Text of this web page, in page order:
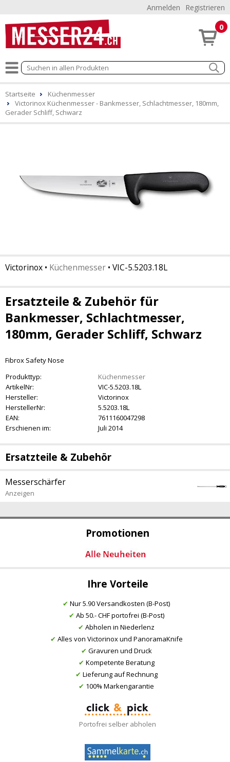
Anmelden Registrieren
0
Promotionen
Ihre Vorteile
✔ Nur 5.90 Versandkosten (B-Post)
✔ Ab 50.- CHF portofrei (B-Post)
✔ Abholen in Niederlenz
✔ Alles von Victorinox und PanoramaKnife
✔ Gravuren und Druck
✔ Kompetente Beratung
✔ Lieferung auf Rechnung
✔ 100% Markengarantie
Portofrei selber abholen
Startseite
Küchenmesser
Victorinox Küchenmesser - Bankmesser, Schlachtmesser, 180mm,
Gerader Schliff, Schwarz
Victorinox • Küchenmesser • VIC-5.5203.18L
Ersatzteile & Zubehör für
Bankmesser, Schlachtmesser,
180mm, Gerader Schliff, Schwarz
Fibrox Safety Nose
Produkttyp:
Küchenmesser
ArtikelNr:
VIC-5.5203.18L
Hersteller:
Victorinox
HerstellerNr:
5.5203.18L
EAN:
7611160047298
Erschienen im:
Juli 2014
Ersatzteile & Zubehör
Messerschärfer
Anzeigen